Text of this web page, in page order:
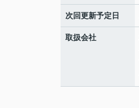
次回更新予定日
取扱会社